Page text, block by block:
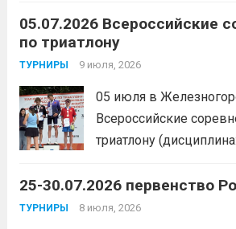
Участники отработали
мячом и сыграли
товарищеских матчей.
05.07.2026 Всероссийские
по триатлону
ТУРНИРЫ 9 июля, 2026
05 июля в
Всероссийские
триатлону
Макарова, Серов
место. Подготовила
25-30.07.2026 первенство
ТУРНИРЫ 8 июля, 2026